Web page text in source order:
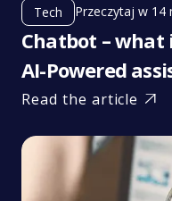
Tech Przeczytaj w 14
Chatbot – what
AI-Powered
Read the article 